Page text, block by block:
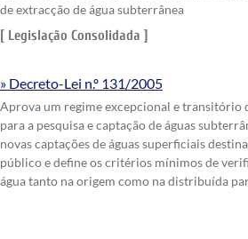
de extracção de água subterrânea
[ Legislação Consolidada ]
Decreto-Lei n.º 131/2005
Aprova um regime excepcional e transitório
para a pesquisa e captação de águas
novas captações de águas superficiais
público e define os critérios mínimos de
água tanto na origem como na distribuída